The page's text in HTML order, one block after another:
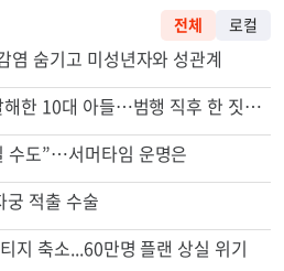
염 숨기고 미성년자와 성관계
도”…서머타임 운명은
궁 적출 수술